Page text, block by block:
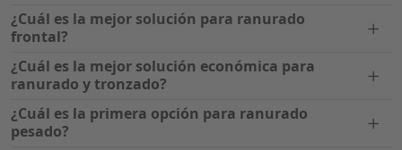
¿Cuál es la mejor solución para ranurado
frontal?
¿Cuál es la mejor solución económica para
ranurado y tronzado?
¿Cuál es la primera opción para ranurado
pesado?